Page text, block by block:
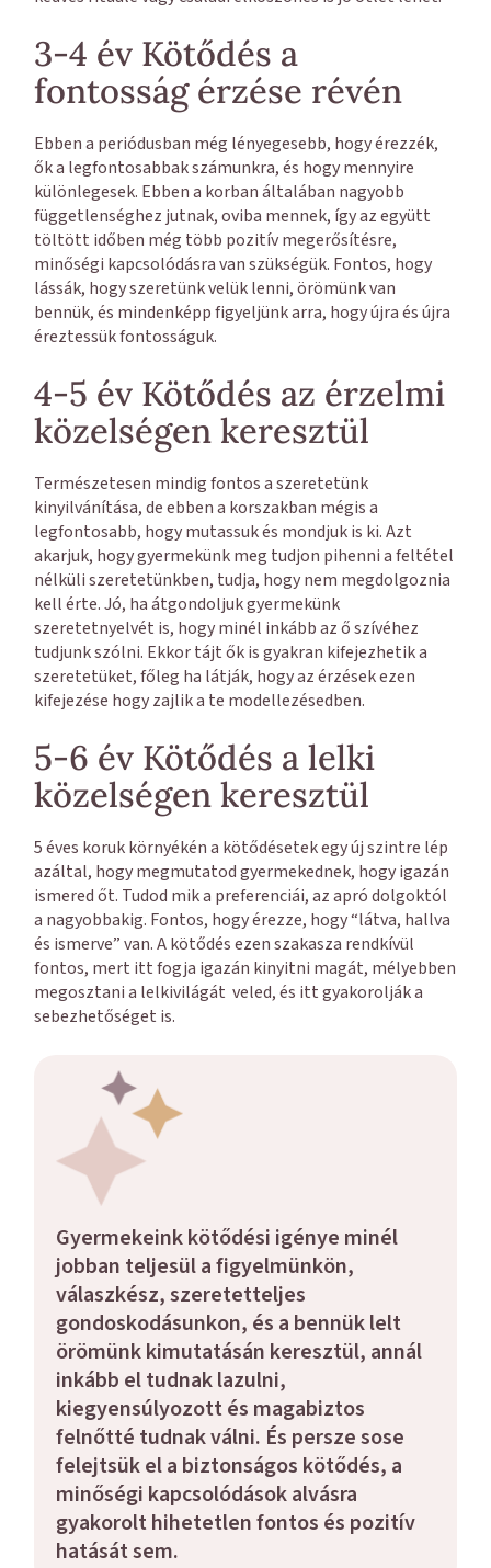
3-4 év Kötődés a
fontosság érzése révén
Ebben a periódusban még lényegesebb, hogy érezzék,
ők a legfontosabbak számunkra, és hogy mennyire
különlegesek. Ebben a korban általában nagyobb
függetlenséghez jutnak, oviba mennek, így az együtt
töltött időben még több pozitív megerősítésre,
minőségi kapcsolódásra van szükségük. Fontos, hogy
lássák, hogy szeretünk velük lenni, örömünk van
bennük, és mindenképp figyeljünk arra, hogy újra és újra
éreztessük fontosságuk.
4-5 év Kötődés az érzelmi
közelségen keresztül
Természetesen mindig fontos a szeretetünk
kinyilvánítása, de ebben a korszakban mégis a
legfontosabb, hogy mutassuk és mondjuk is ki. Azt
akarjuk, hogy gyermekünk meg tudjon pihenni a feltétel
nélküli szeretetünkben, tudja, hogy nem megdolgoznia
kell érte. Jó, ha átgondoljuk gyermekünk
szeretetnyelvét is, hogy minél inkább az ő szívéhez
tudjunk szólni. Ekkor tájt ők is gyakran kifejezhetik a
szeretetüket, főleg ha látják, hogy az érzések ezen
kifejezése hogy zajlik a te modellezésedben.
5-6 év Kötődés a lelki
közelségen keresztül
5 éves koruk környékén a kötődésetek egy új szintre lép
azáltal, hogy megmutatod gyermekednek, hogy igazán
ismered őt. Tudod mik a preferenciái, az apró dolgoktól
a nagyobbakig. Fontos, hogy érezze, hogy “látva, hallva
és ismerve” van. A kötődés ezen szakasza rendkívül
fontos, mert itt fogja igazán kinyitni magát, mélyebben
megosztani a lelkivilágát veled, és itt gyakorolják a
sebezhetőséget is.
Gyermekeink kötődési igénye minél
jobban teljesül a figyelmünkön,
válaszkész, szeretetteljes
gondoskodásunkon, és a bennük lelt
örömünk kimutatásán keresztül, annál
inkább el tudnak lazulni,
kiegyensúlyozott és magabiztos
felnőtté tudnak válni. És persze sose
felejtsük el a biztonságos kötődés, a
minőségi kapcsolódások alvásra
gyakorolt hihetetlen fontos és pozitív
hatását sem.